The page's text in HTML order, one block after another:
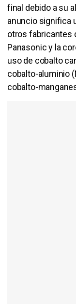
final debido a su
anuncio significa
otros fabricantes
Panasonic y la
uso de cobalto
cobalto-aluminio
cobalto-